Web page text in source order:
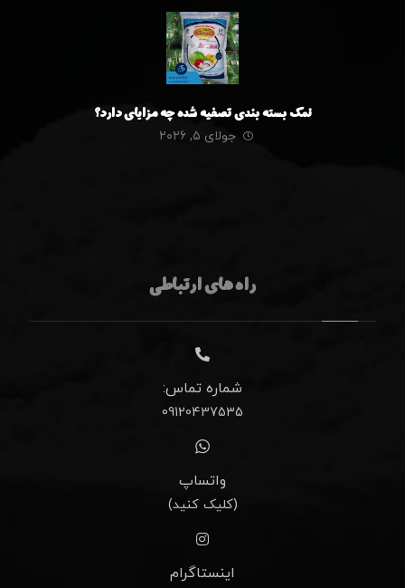
نمک بسته بندی تصفیه شده چه مزایای دارد؟
جولای ۵, ۲۰۲۶
راه های ارتباطی
شماره تماس:
09120437535
واتساپ
(کلیک کنید)
اینستاگرام